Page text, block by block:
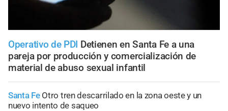
Operativo de PDI Detienen en Santa Fe a una
pareja por producción y comercialización de
material de abuso sexual infantil
Santa Fe Otro tren descarrilado en la zona oeste y un
nuevo intento de saqueo